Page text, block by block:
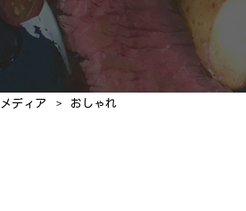
メディア > おしゃれ